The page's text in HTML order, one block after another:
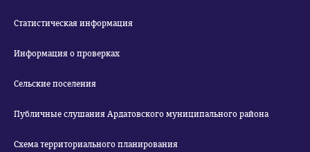
Статистическая информация
Информация о проверках
Сельские поселения
Публичные слушания Ардатовского муниципального района
Схема территориального планирования